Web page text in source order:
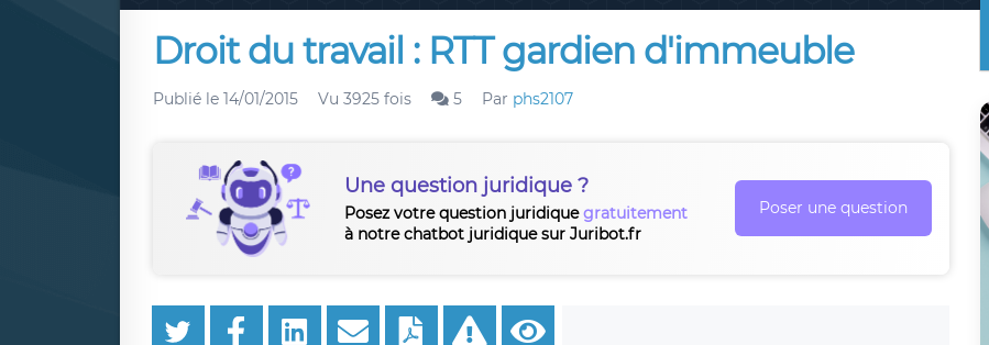
Droit du travail : RTT gardien d'immeuble
Publié le 14/01/2015 Vu 3925 fois 5 Par phs2107
Une question juridique ?
Posez votre question juridiquegratuitement
à notre chatbot juridique sur Juribot.fr
Poser une question